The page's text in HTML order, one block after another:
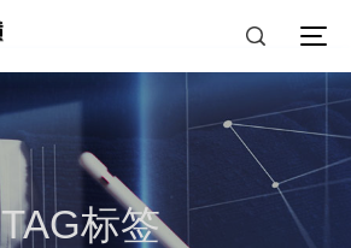
TAG标签